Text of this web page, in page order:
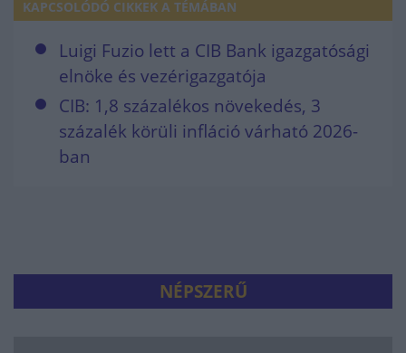
KAPCSOLÓDÓ CIKKEK A TÉMÁBAN
Luigi Fuzio lett a CIB Bank igazgatósági
elnöke és vezérigazgatója
CIB: 1,8 százalékos növekedés, 3
százalék körüli infláció várható 2026-
ban
NÉPSZERŰ